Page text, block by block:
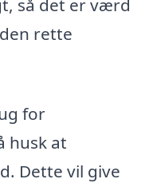
så det er værd
rette
for
husk at
Dette vil give